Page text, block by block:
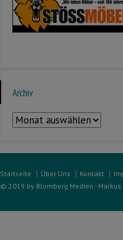
Archiv
Archiv
Startseite Über Uns Kontakt
© 2019 by Blomberg Medien -